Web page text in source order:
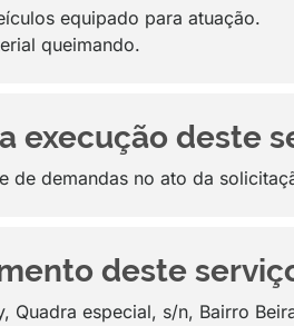
equipado para atuação.
queimando.
execução deste
de demandas no ato da
deste
Quadra especial, s/n, Bairro